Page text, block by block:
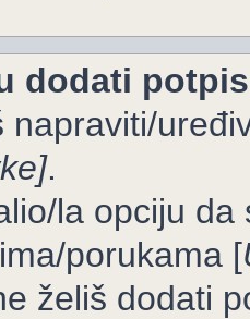
dodati
napraviti/
.
la opciju
porukama [
želiš dodati